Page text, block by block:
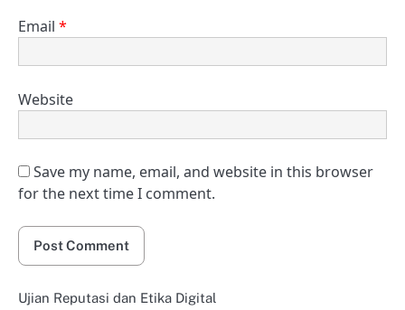
Email *
Website
Save my name, email, and website in this browser
for the next time I comment.
Ujian Reputasi dan Etika Digital